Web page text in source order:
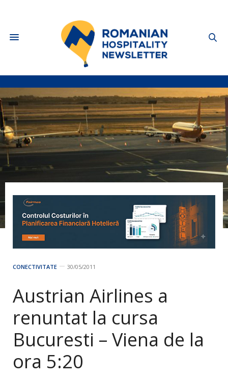
CONECTIVITATE 30/05/2011
Austrian Airlines a
renuntat la cursa
Bucuresti – Viena de la
ora 5:20